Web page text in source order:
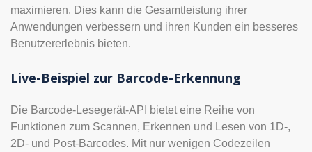
maximieren. Dies kann die Gesamtleistung ihrer
Anwendungen verbessern und ihren Kunden ein besseres
Benutzererlebnis bieten.
Live-Beispiel zur Barcode-Erkennung
Die Barcode-Lesegerät-API bietet eine Reihe von
Funktionen zum Scannen, Erkennen und Lesen von 1D-,
2D- und Post-Barcodes. Mit nur wenigen Codezeilen